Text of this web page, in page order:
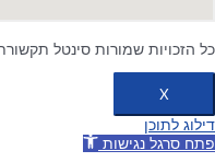
כל הזכויות שמורות סינטל תקשורת
X
דילוג לתוכן
פתח סרגל נגישות